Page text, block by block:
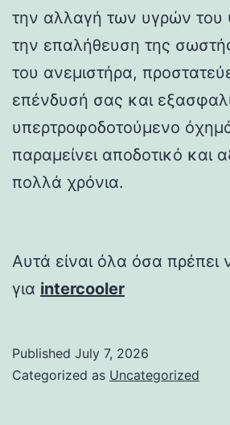
την αλλαγή των υγρών του
την επαλήθευση της σωστής
του ανεμιστήρα,
επένδυσή σας και
υπερτροφοδοτούμενο
παραμείνει αποδοτικό και
πολλά χρόνια.
Αυτά είναι όλα όσα πρέπει
για intercooler
Published July 7, 2026
Categorized as Uncategorized